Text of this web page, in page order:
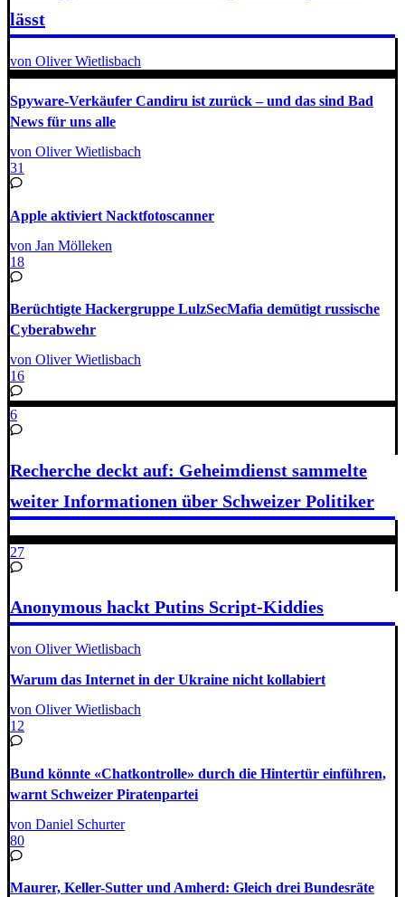
lässt
von Oliver Wietlisbach
Spyware-Verkäufer Candiru ist zurück – und das sind Bad
News für uns alle
von Oliver Wietlisbach
31
Apple aktiviert Nacktfotoscanner
von Jan Mölleken
18
Berüchtigte Hackergruppe LulzSecMafia demütigt russische
Cyberabwehr
von Oliver Wietlisbach
16
6
Recherche deckt auf: Geheimdienst sammelte
weiter Informationen über Schweizer Politiker
27
Anonymous hackt Putins Script-Kiddies
von Oliver Wietlisbach
Warum das Internet in der Ukraine nicht kollabiert
von Oliver Wietlisbach
12
Bund könnte «Chatkontrolle» durch die Hintertür einführen,
warnt Schweizer Piratenpartei
von Daniel Schurter
80
Maurer, Keller-Sutter und Amherd: Gleich drei Bundesräte